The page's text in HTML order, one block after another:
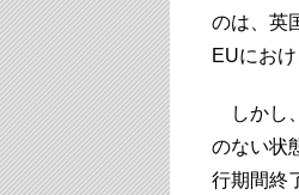
のは、英
EUにお
しかし
のない状
行期間終